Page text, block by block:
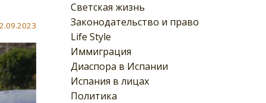
Светская жизнь
Законодательство и право
Life Style
Иммиграция
Диаспора в Испании
Испания в лицах
Политика